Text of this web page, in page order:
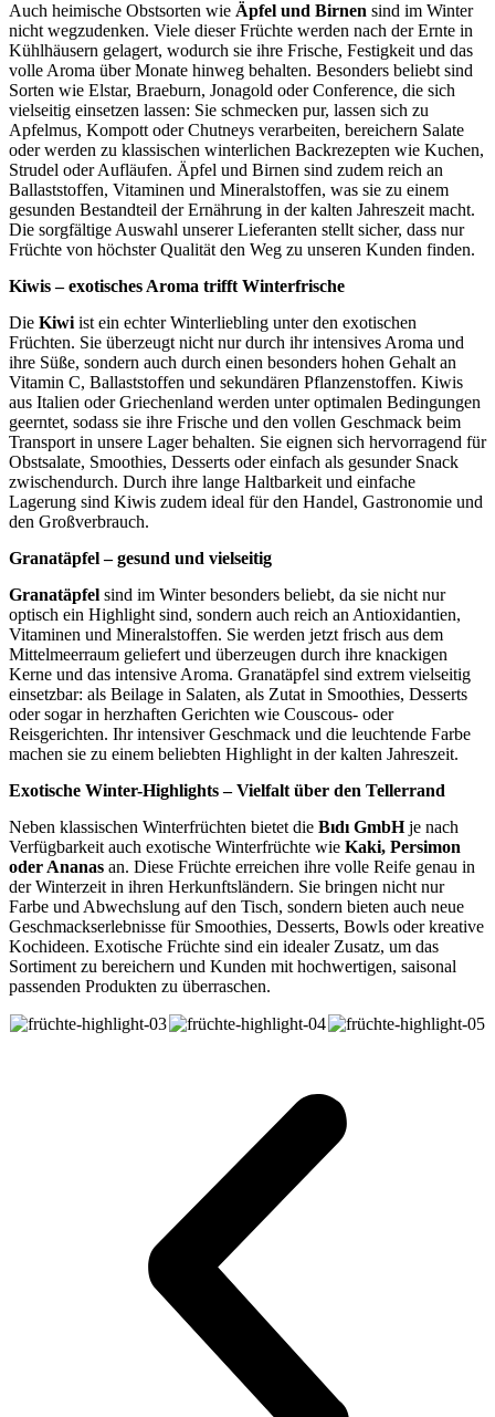
Auch heimische Obstsorten wie Äpfel und Birnen sind im Winter
nicht wegzudenken. Viele dieser Früchte werden nach der Ernte in
Kühlhäusern gelagert, wodurch sie ihre Frische, Festigkeit und das
volle Aroma über Monate hinweg behalten. Besonders beliebt sind
Sorten wie Elstar, Braeburn, Jonagold oder Conference, die sich
vielseitig einsetzen lassen: Sie schmecken pur, lassen sich zu
Apfelmus, Kompott oder Chutneys verarbeiten, bereichern Salate
oder werden zu klassischen winterlichen Backrezepten wie Kuchen,
Strudel oder Aufläufen. Äpfel und Birnen sind zudem reich an
Ballaststoffen, Vitaminen und Mineralstoffen, was sie zu einem
gesunden Bestandteil der Ernährung in der kalten Jahreszeit macht.
Die sorgfältige Auswahl unserer Lieferanten stellt sicher, dass nur
Früchte von höchster Qualität den Weg zu unseren Kunden finden.
Kiwis – exotisches Aroma trifft Winterfrische
Die Kiwi ist ein echter Winterliebling unter den exotischen
Früchten. Sie überzeugt nicht nur durch ihr intensives Aroma und
ihre Süße, sondern auch durch einen besonders hohen Gehalt an
Vitamin C, Ballaststoffen und sekundären Pflanzenstoffen. Kiwis
aus Italien oder Griechenland werden unter optimalen Bedingungen
geerntet, sodass sie ihre Frische und den vollen Geschmack beim
Transport in unsere Lager behalten. Sie eignen sich hervorragend für
Obstsalate, Smoothies, Desserts oder einfach als gesunder Snack
zwischendurch. Durch ihre lange Haltbarkeit und einfache
Lagerung sind Kiwis zudem ideal für den Handel, Gastronomie und
den Großverbrauch.
Granatäpfel – gesund und vielseitig
Granatäpfel sind im Winter besonders beliebt, da sie nicht nur
optisch ein Highlight sind, sondern auch reich an Antioxidantien,
Vitaminen und Mineralstoffen. Sie werden jetzt frisch aus dem
Mittelmeerraum geliefert und überzeugen durch ihre knackigen
Kerne und das intensive Aroma. Granatäpfel sind extrem vielseitig
einsetzbar: als Beilage in Salaten, als Zutat in Smoothies, Desserts
oder sogar in herzhaften Gerichten wie Couscous- oder
Reisgerichten. Ihr intensiver Geschmack und die leuchtende Farbe
machen sie zu einem beliebten Highlight in der kalten Jahreszeit.
Exotische Winter-Highlights – Vielfalt über den Tellerrand
Neben klassischen Winterfrüchten bietet die Bıdı GmbHje nach
Verfügbarkeit auch exotische Winterfrüchte wie Kaki, Persimon
oder Ananas an. Diese Früchte erreichen ihre volle Reife genau in
der Winterzeit in ihren Herkunftsländern. Sie bringen nicht nur
Farbe und Abwechslung auf den Tisch, sondern bieten auch neue
Geschmackserlebnisse für Smoothies, Desserts, Bowls oder kreative
Kochideen. Exotische Früchte sind ein idealer Zusatz, um das
Sortiment zu bereichern und Kunden mit hochwertigen, saisonal
passenden Produkten zu überraschen.